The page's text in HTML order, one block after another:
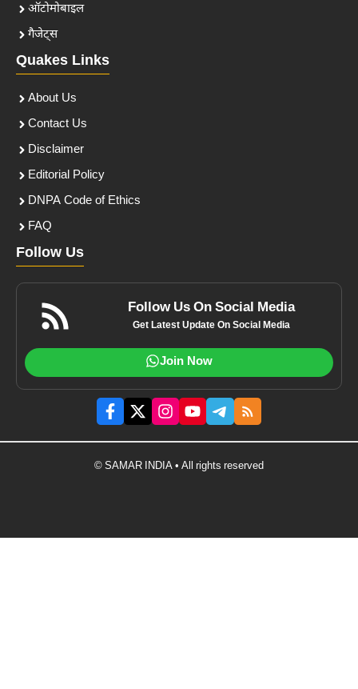
ऑटोमोबाइल
गैजेट्स
Quakes Links
About Us
Contact Us
Disclaimer
Editorial Policy
DNPA Code of Ethics
FAQ
Follow Us
Follow Us On Social Media
Get Latest Update On Social Media
Join Now
© SAMAR INDIA • All rights reserved